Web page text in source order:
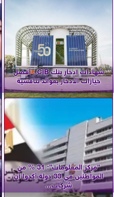
شهادات ادخار بنك CIB.. أفضل
خيارات الادخار بعوائد تنافسية
”مركز المعلومات”: 31 % من
المواطنين في 33 دولة أكدوا أن
شركات...